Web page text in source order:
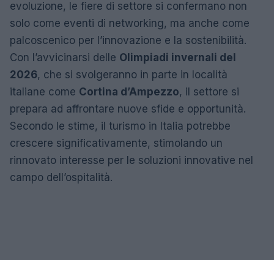
evoluzione, le fiere di settore si confermano non
solo come eventi di networking, ma anche come
palcoscenico per l’innovazione e la sostenibilità.
Con l’avvicinarsi delle Olimpiadi invernali del
2026, che si svolgeranno in parte in località
italiane come Cortina d’Ampezzo, il settore si
prepara ad affrontare nuove sfide e opportunità.
Secondo le stime, il turismo in Italia potrebbe
crescere significativamente, stimolando un
rinnovato interesse per le soluzioni innovative nel
campo dell’ospitalità.